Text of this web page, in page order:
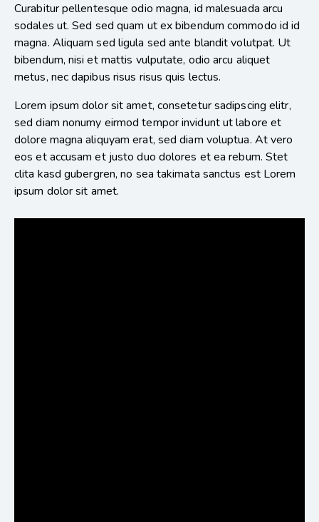
Curabitur pellentesque odio magna, id malesuada arcu
sodales ut. Sed sed quam ut ex bibendum commodo id id
magna. Aliquam sed ligula sed ante blandit volutpat. Ut
bibendum, nisi et mattis vulputate, odio arcu aliquet
metus, nec dapibus risus risus quis lectus.
Lorem ipsum dolor sit amet, consetetur sadipscing elitr,
sed diam nonumy eirmod tempor invidunt ut labore et
dolore magna aliquyam erat, sed diam voluptua. At vero
eos et accusam et justo duo dolores et ea rebum. Stet
clita kasd gubergren, no sea takimata sanctus est Lorem
ipsum dolor sit amet.